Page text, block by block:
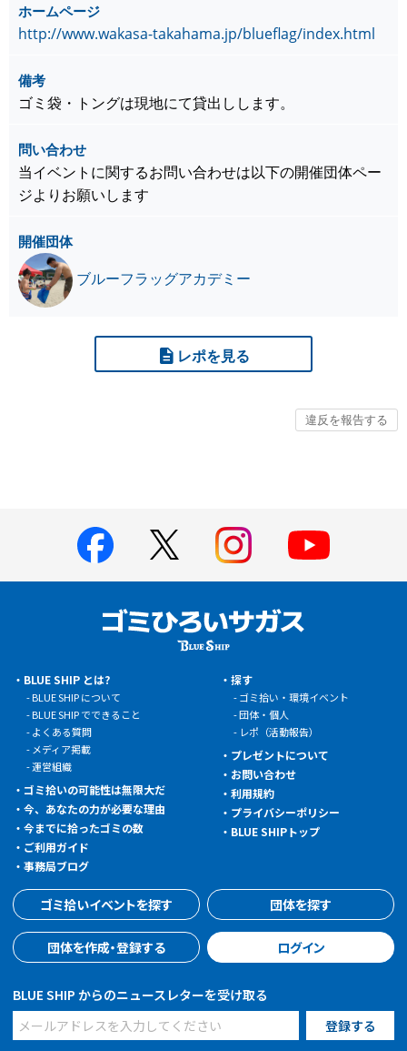
ホームページ
http://www.wakasa-takahama.jp/blueflag/index.html
備考
ゴミ袋・トングは現地にて貸出しします。
問い合わせ
当イベントに関するお問い合わせは以下の開催団体ペー
ジよりお願いします
開催団体
ブルーフラッグアカデミー
レポを見る
BLUE SHIP とは?
BLUE SHIP について
BLUE SHIP でできること
よくある質問
メディア掲載
運営組織
ゴミ拾いの可能性は無限大だ
今、あなたの力が必要な理由
今までに拾ったゴミの数
ご利用ガイド
事務局ブログ
探す
ゴミ拾い・環境イベント
団体・個人
レポ（活動報告）
プレゼントについて
お問い合わせ
利用規約
プライバシーポリシー
BLUE SHIPトップ
ゴミ拾いイベントを探す 団体を探す
団体を作成・登録する ログイン
BLUE SHIP からのニュースレターを受け取る